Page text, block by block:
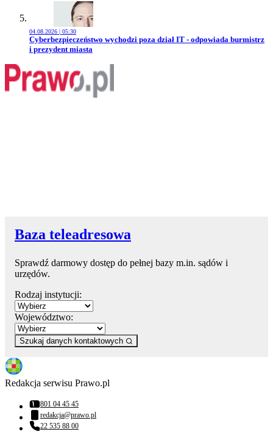
04.08.2026 | 05:30
Przejdź do artykułu:
Cyberbezpieczeństwo wychodzi poza dział IT - odpowiada burmistrz
i prezydent miasta
Baza teleadresowa
Sprawdź darmowy dostęp do pełnej bazy m.in. sądów i
urzędów.
Rodzaj instytucji:
Województwo:
Szukaj danych kontaktowych
Redakcja serwisu Prawo.pl
Numer telefonu:
801 04 45 45
Adres email:
redakcja@prawo.pl
Numer telefonu:
22 535 88 00